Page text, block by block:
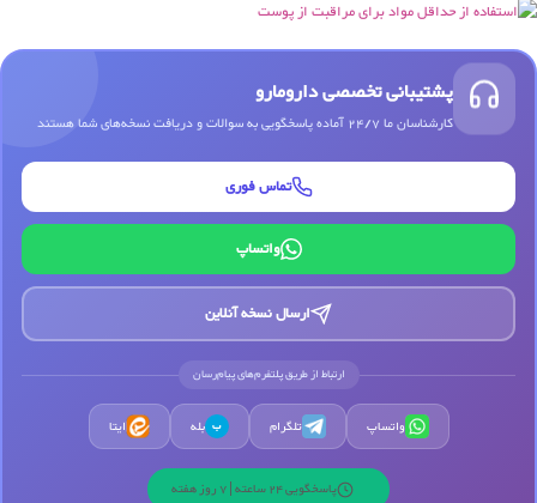
پشتیبانی تخصصی دارومارو
کارشناسان ما 24/7 آماده پاسخگویی به سوالات و دریافت نسخه‌های شما هستند
تماس فوری
واتساپ
ارسال نسخه آنلاین
ارتباط از طریق پلتفرم‌های پیام‌رسان
واتساپ تلگرام ب بله ایتا
پاسخگویی 24 ساعته | 7 روز هفته